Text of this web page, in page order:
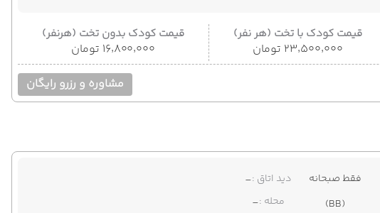
قیمت کودک با تخت (هر نفر)
۲۳٬۵۰۰٬۰۰۰ تومان
قیمت کودک بدون تخت (هرنفر)
۱۶٬۸۰۰٬۰۰۰ تومان
مشاوره و رزرو رایگان
فقط صبحانه
(BB)
دید اتاق :-
محله :-